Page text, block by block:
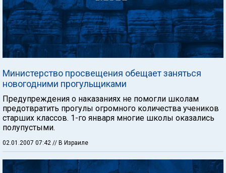
Министерство просвещения обещает заняться
новогодними прогульщиками
Предупреждения о наказаниях не помогли школам
предотвратить прогулы огромного количества учеников
старших классов. 1-го января многие школы оказались
полупустыми.
02.01.2007 07:42 // В Израиле